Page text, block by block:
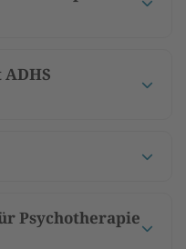
Psychotherapie